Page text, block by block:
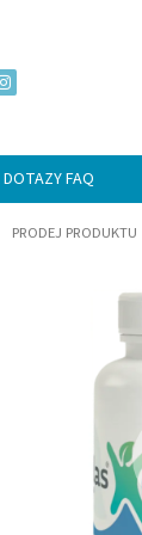
FAQ
PRODEJ PRODUKTU